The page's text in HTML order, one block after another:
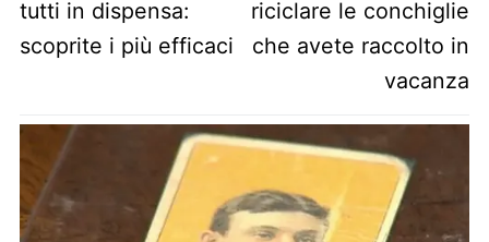
tutti in dispensa:
scoprite i più efficaci
riciclare le conchiglie
che avete raccolto in
vacanza